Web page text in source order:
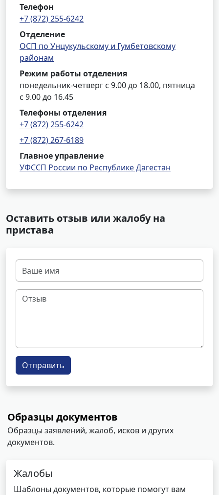
Телефон
+7 (872) 255-6242
Отделение
ОСП по Унцукульскому и Гумбетовскому
районам
Режим работы отделения
понедельник-четверг с 9.00 до 18.00, пятница
с 9.00 до 16.45
Телефоны отделения
+7 (872) 255-6242
+7 (872) 267-6189
Главное управление
УФССП России по Республике Дагестан
Оставить отзыв или жалобу на
пристава
Отправить
Образцы документов
Образцы заявлений, жалоб, исков и других
документов.
Жалобы
Шаблоны документов, которые помогут вам